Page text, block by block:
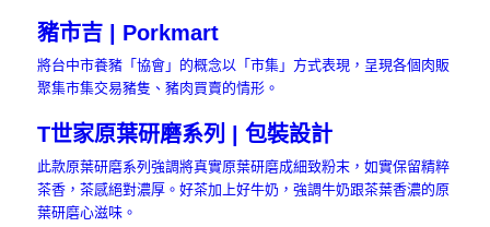
豬市吉 | Porkmart
將台中市養豬「協會」的概念以「市集」方式表現，呈現各個肉販
聚集市集交易豬隻、豬肉買賣的情形。
T世家原葉研磨系列 | 包裝設計
此款原葉研磨系列強調將真實原葉研磨成細致粉末，如實保留精粹
茶香，茶感絕對濃厚。好茶加上好牛奶，強調牛奶跟茶葉香濃的原
葉研磨心滋味。